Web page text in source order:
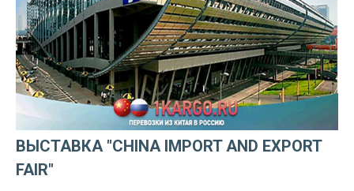
ВЫСТАВКА "CHINA IMPORT AND EXPORT
FAIR"